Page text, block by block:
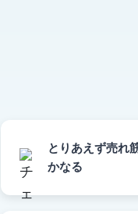
とりあえず売れ
かなる